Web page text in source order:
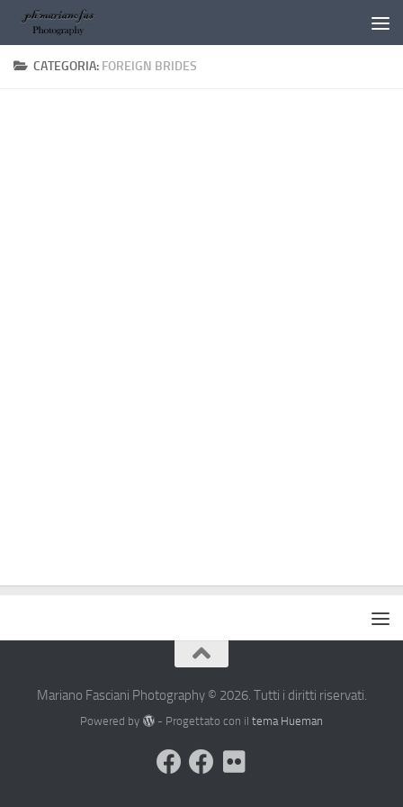
Salta al contenuto
CATEGORIA: FOREIGN BRIDES
Mariano Fasciani Photography © 2026. Tutti i diritti riservati.
Powered by - Progettato con il tema Hueman